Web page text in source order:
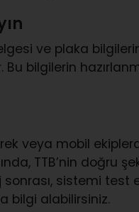
ve plaka
Bu bilgilerin
veya mobil
TTB’nin doğru
sistemi test
bilgi alabilirsiniz.